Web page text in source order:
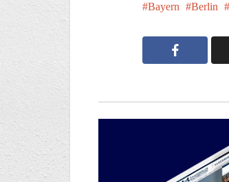
Bayern Berlin